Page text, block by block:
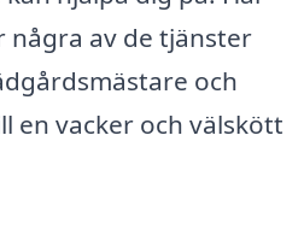
några av de tjänster
och
en vacker och välskött